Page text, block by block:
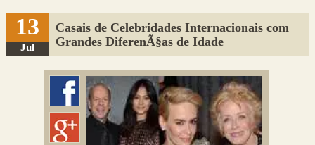
Sugerir Link
Adicionar Blog
Colmeia Exchange
Perguntas Frequentes
13
Jul
Casais de Celebridades Internacionais com
Grandes DiferenÃ§as de Idade